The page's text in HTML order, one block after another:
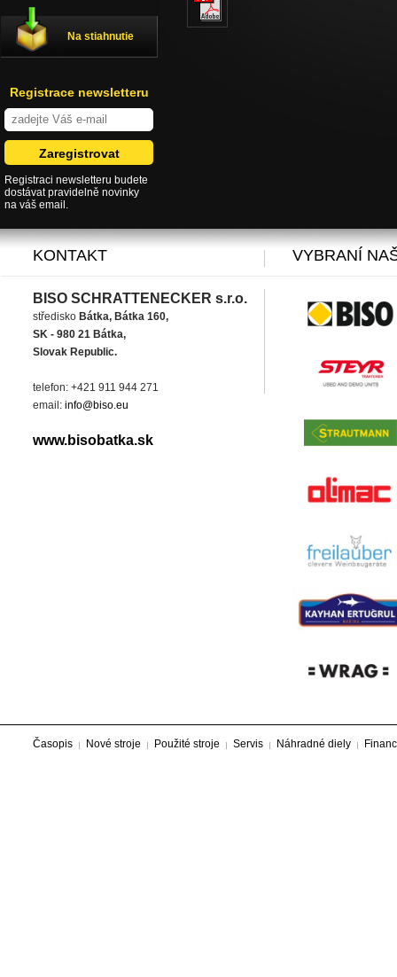
Na stiahnutie
Registrace newsletteru
Registraci newsletteru budete
dostávat pravidelně novinky
na váš email.
KONTAKT
BISO SCHRATTENECKER s.r.o.
středisko Bátka, Bátka 160,
SK - 980 21 Bátka,
Slovak Republic.
telefon: +421 911 944 271
email: info@biso.eu
www.bisobatka.sk
VYBRANÍ
Časopis Nové stroje Použité stroje Servis Náhradné diely